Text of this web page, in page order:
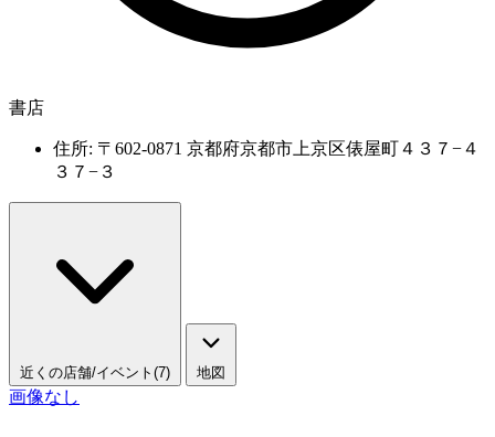
書店
住所: 〒602-0871 京都府京都市上京区俵屋町４３７−４
３７−３
近くの店舗/イベント(7) 地図
画像なし